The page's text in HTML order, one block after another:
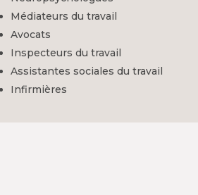
Médiateurs du travail
Avocats
Inspecteurs du travail
Assistantes sociales du travail
Infirmières